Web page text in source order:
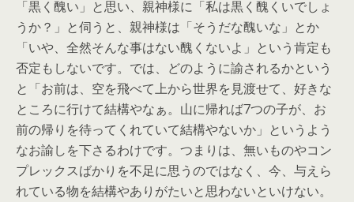
「黒く醜い」と思い、親神様に「私は黒く醜くいでしょ
うか？」と伺うと、親神様は「そうだな醜いな」とか
「いや、全然そんな事はない醜くないよ」という肯定も
否定もしないです。では、どのように諭されるかという
と「お前は、空を飛べて上から世界を見渡せて、好きな
ところに行けて結構やなぁ。山に帰れば7つの子が、お
前の帰りを待ってくれていて結構やないか」というよう
なお諭しを下さるわけです。つまりは、無いものやコン
プレックスばかりを不足に思うのではなく、今、与えら
れている物を結構やありがたいと思わないといけない。